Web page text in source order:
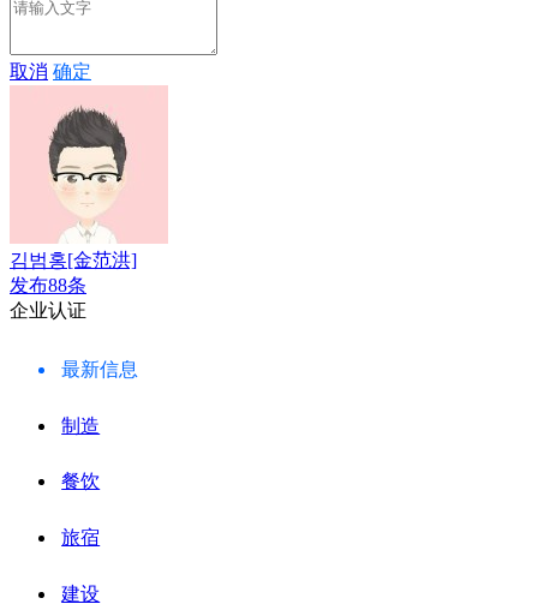
取消 确定
김범홍[金范洪]
发布88条
企业认证
最新信息
制造
餐饮
旅宿
建设